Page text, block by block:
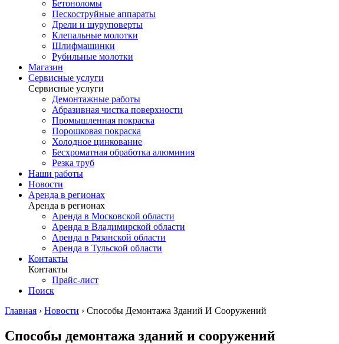
Бетоноломы
Пескоструйные аппараты
Дрели и шуруповерты
Клепальные молотки
Шлифмашинки
Рубильные молотки
Магазин
Сервисные услуги
Сервисные услуги
Демонтажные работы
Абразивная чистка поверхности
Промышленная покраска
Порошковая покраска
Холодное цинкование
Бесхроматная обработка алюминия
Резка труб
Наши работы
Новости
Аренда в регионах
Аренда в регионах
Аренда в Московской области
Аренда в Владимирской области
Аренда в Рязанской области
Аренда в Тульской области
Контакты
Контакты
Прайс-лист
Поиск
Главная › Новости › Способы Демонтажа Зданий И Сооружений
Способы демонтажа зданий и сооружений